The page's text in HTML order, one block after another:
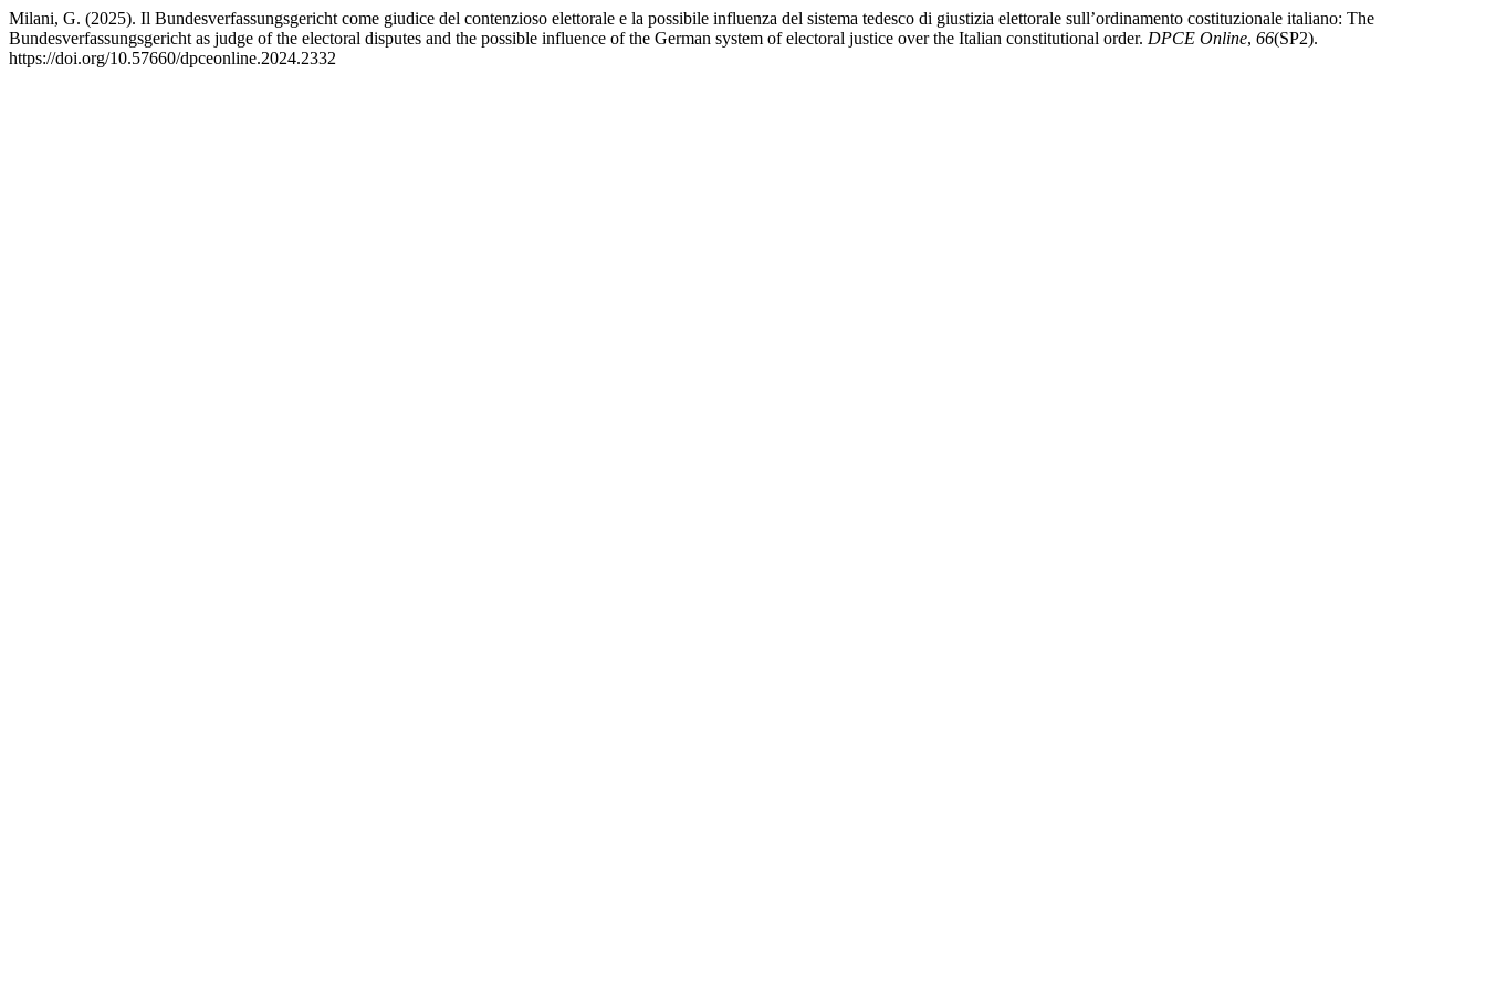
Milani, G. (2025). Il Bundesverfassungsgericht come giudice del contenzioso elettorale e la possibile influenza del sistema tedesco di giustizia elettorale sull’ordinamento costituzionale italiano: The
Bundesverfassungsgericht as judge of the electoral disputes and the possible influence of the German system of electoral justice over the Italian constitutional order. DPCE Online, 66(SP2).
https://doi.org/10.57660/dpceonline.2024.2332